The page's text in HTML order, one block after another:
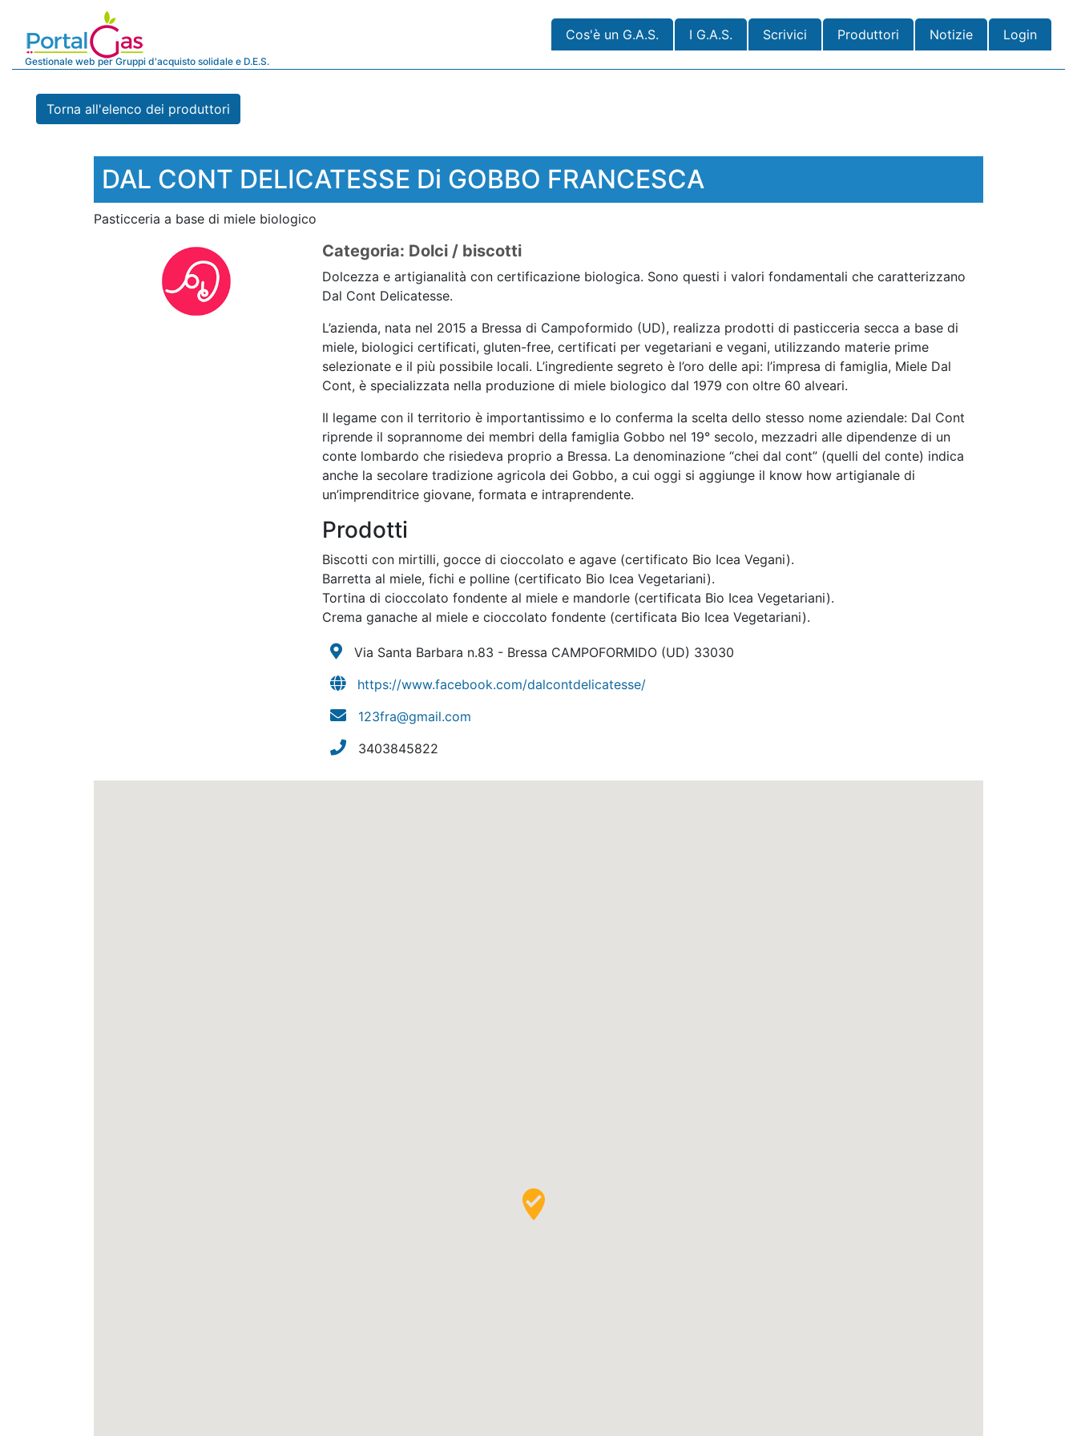
Gestionale web per Gruppi d'acquisto solidale e D.E.S.
Cos'è un G.A.S. I G.A.S. Scrivici Produttori Notizie Login
Torna all'elenco dei produttori
DAL CONT DELICATESSE Di GOBBO FRANCESCA
Pasticceria a base di miele biologico
Categoria: Dolci / biscotti
Dolcezza e artigianalità con certificazione biologica. Sono questi i valori fondamentali che caratterizzano
Dal Cont Delicatesse.
L’azienda, nata nel 2015 a Bressa di Campoformido (UD), realizza prodotti di pasticceria secca a base di
miele, biologici certificati, gluten-free, certificati per vegetariani e vegani, utilizzando materie prime
selezionate e il più possibile locali. L’ingrediente segreto è l’oro delle api: l’impresa di famiglia, Miele Dal
Cont, è specializzata nella produzione di miele biologico dal 1979 con oltre 60 alveari.
Il legame con il territorio è importantissimo e lo conferma la scelta dello stesso nome aziendale: Dal Cont
riprende il soprannome dei membri della famiglia Gobbo nel 19° secolo, mezzadri alle dipendenze di un
conte lombardo che risiedeva proprio a Bressa. La denominazione “chei dal cont” (quelli del conte) indica
anche la secolare tradizione agricola dei Gobbo, a cui oggi si aggiunge il know how artigianale di
un’imprenditrice giovane, formata e intraprendente.
Prodotti
Biscotti con mirtilli, gocce di cioccolato e agave (certificato Bio Icea Vegani).
Barretta al miele, fichi e polline (certificato Bio Icea Vegetariani).
Tortina di cioccolato fondente al miele e mandorle (certificata Bio Icea Vegetariani).
Crema ganache al miele e cioccolato fondente (certificata Bio Icea Vegetariani).
Via Santa Barbara n.83 - Bressa CAMPOFORMIDO (UD) 33030
https://www.facebook.com/dalcontdelicatesse/
123fra@gmail.com
3403845822